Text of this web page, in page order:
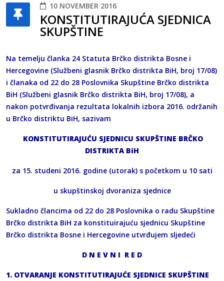
10 NOVEMBER 2016
KONSTITUTIRAJUĆA SJEDNICA
SKUPŠTINE
Na temelju članka 24 Statuta Brčko distrikta Bosne i
Hercegovine (Službeni glasnik Brčko distrikta BiH, broj 17/08)
i članaka od 22 do 28 Poslovnika Skupštine Brčko distrikta
BiH (Službeni glasnik Brčko distrikta BiH, broj 17/08), a
nakon potvrđivanja rezultata lokalnih izbora 2016. održanih
u Brčko distriktu BiH, sazivam
KONSTITUTIRAJUĆU SJEDNICU SKUPŠTINE BRČKO
DISTRIKTA BiH
za 15. studeni 2016. godine (utorak) s početkom u 10 sati
u skupštinskoj dvoraniza sjednice
Sukladno člancima od 22 do 28 Poslovnika o radu Skupštine
Brčko distrikta BiH za konstituirajuću sjednicu Skupštine
Brčko distrikta Bosne i Hercegovine utvrđujem sljedeći
D N E V N I R E D
1. OTVARANJE KONSTITUTIRAJUĆE SJEDNICE SKUPŠTINE